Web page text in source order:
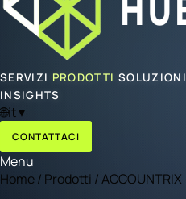
SERVIZI PRODOTTI SOLUZIONI
INSIGHTS
🌐it▾
CONTATTACI
Menu
Home/ Prodotti /ACCOUNTRIX